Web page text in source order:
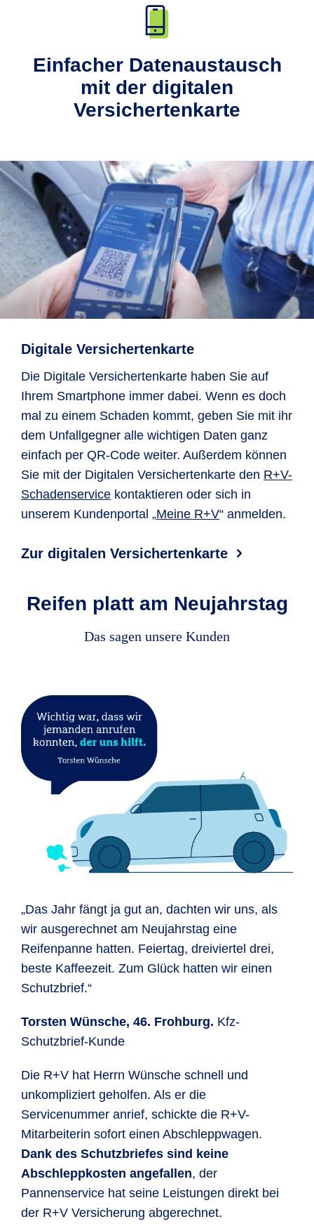
Einfacher Datenaustausch
mit der digitalen
Versichertenkarte
Digitale Versichertenkarte
Die Digitale Versichertenkarte haben Sie auf
Ihrem Smartphone immer dabei. Wenn es doch
mal zu einem Schaden kommt, geben Sie mit ihr
dem Unfallgegner alle wichtigen Daten ganz
einfach per QR-Code weiter. Außerdem können
Sie mit der Digitalen Versichertenkarte den R+V-
Schaden­service kontaktieren oder sich in
unserem Kundenportal „Meine R+V“ anmelden.
Zur digitalen Versichertenkarte
Reifen platt am Neujahrstag
Das sagen unsere Kunden
„Das Jahr fängt ja gut an, dachten wir uns, als
wir ausgerechnet am Neujahrstag eine
Reifenpanne hatten. Feiertag, dreiviertel drei,
beste Kaffeezeit. Zum Glück hatten wir einen
Schutzbrief.“
Torsten Wünsche, 46. Frohburg. Kfz-
Schutzbrief-Kunde
Die R+V hat Herrn Wünsche schnell und
unkompliziert geholfen. Als er die
Servicenummer anrief, schickte die R+V-
Mitarbeiterin sofort einen Abschleppwagen.
Dank des Schutzbriefes sind keine
Abschleppkosten angefallen, der
Pannenservice hat seine Leistungen direkt bei
der R+V Versicherung abgerechnet.